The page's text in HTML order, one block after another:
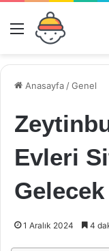
Menü
Anasayfa /Genel
Evleri
1 Aralık 2024 4